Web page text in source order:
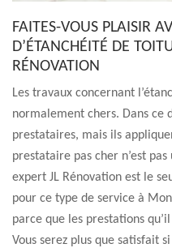
FAITES-VOUS PLAISIR
D’ÉTANCHÉITÉ DE
RÉNOVATION
Les travaux concernant
normalement chers. Dans ce
prestataires, mais ils
prestataire pas cher n’est
expert JL Rénovation est le
pour ce type de service à
parce que les prestations
Vous serez plus que satisfait